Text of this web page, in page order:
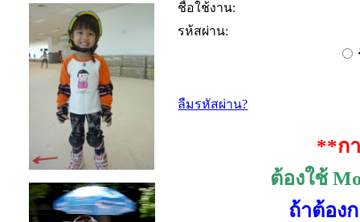
ชื่อใช้งาน:
รห้สผ่าน:
ลืมรหัสผ่าน?
**ก
ต้องใช้
ถ้าต้อง